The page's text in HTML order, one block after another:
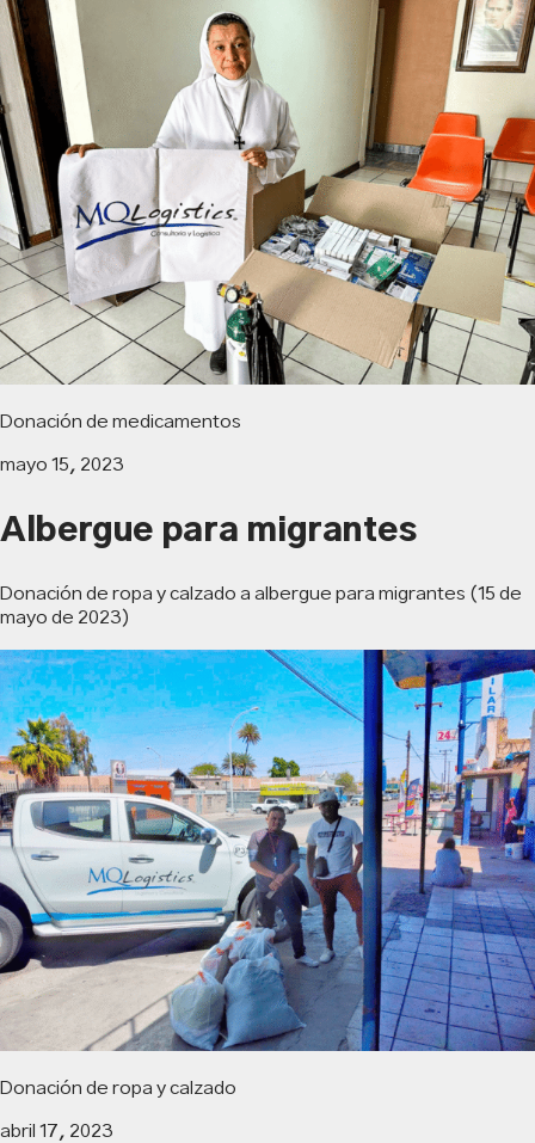
Donación de medicamentos
mayo 15, 2023
Albergue para migrantes
Donación de ropa y calzado a albergue para migrantes (15 de
mayo de 2023)
Donación de ropa y calzado
abril 17, 2023